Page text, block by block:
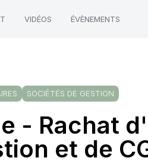
VIDÉOS ÉVÈNEMENTS
SOCIÉTÉS DE GESTION
- Rachat
et de